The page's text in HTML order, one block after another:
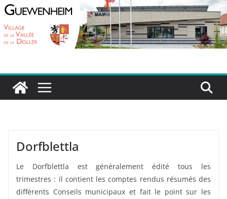
Passer
contenu
Dorfblettla
Le Dorfblettla est généralement édité tous les
trimestres : il contient les comptes rendus résumés des
différents Conseils municipaux et fait le point sur les